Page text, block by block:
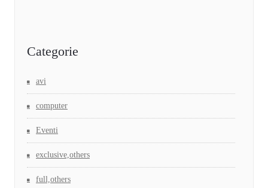
Categorie
avi
computer
Eventi
exclusive,others
full,others